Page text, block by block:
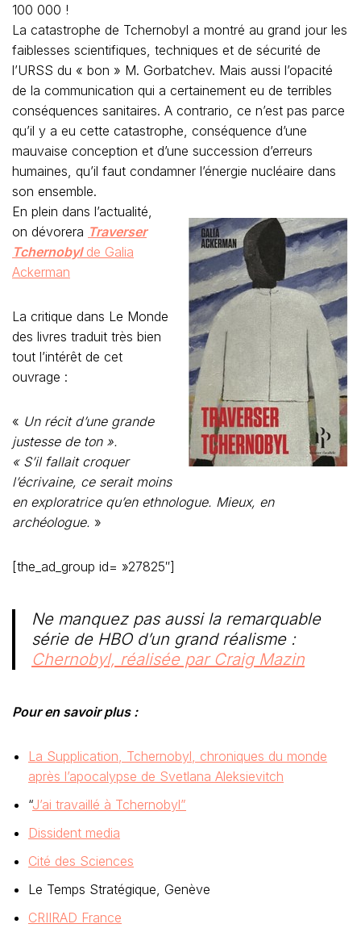
100 000 !
La catastrophe de Tchernobyl a montré au grand jour les
faiblesses scientifiques, techniques et de sécurité de
l’URSS du « bon » M. Gorbatchev. Mais aussi l’opacité
de la communication qui a certainement eu de terribles
conséquences sanitaires. A contrario, ce n’est pas parce
qu’il y a eu cette catastrophe, conséquence d’une
mauvaise conception et d’une succession d’erreurs
humaines, qu’il faut condamner l’énergie nucléaire dans
son ensemble.
En plein dans l’actualité,
on dévorera Traverser
Tchernobylde Galia
Ackerman
La critique dans Le Monde
des livres traduit très bien
tout l’intérêt de cet
ouvrage :
« Un récit d’une grande
justesse de ton ».
« S’il fallait croquer
l’écrivaine, ce serait moins
en exploratrice qu’en ethnologue. Mieux, en
archéologue. »
[the_ad_group id= »27825″]
Ne manquez pas aussi la remarquable
série de HBO d’un grand réalisme :
Chernobyl, réalisée par Craig Mazin
Pour en savoir plus :
La Supplication, Tchernobyl, chroniques du monde
après l’apocalypse de Svetlana Aleksievitch
“J’ai travaillé à Tchernobyl”
Dissident media
Cité des Sciences
Le Temps Stratégique, Genève
CRIIRAD France